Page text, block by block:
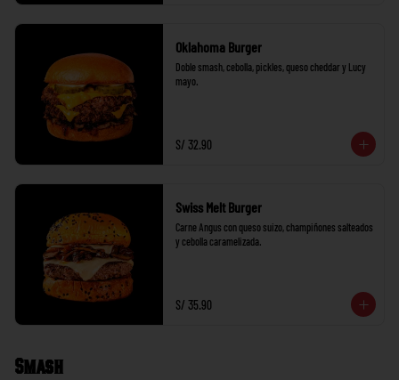
Oklahoma Burger
Doble smash, cebolla, pickles, queso cheddar y Lucy
mayo.
S/ 32.90
Swiss Melt Burger
Carne Angus con queso suizo, champiñones salteados
y cebolla caramelizada.
S/ 35.90
Smash